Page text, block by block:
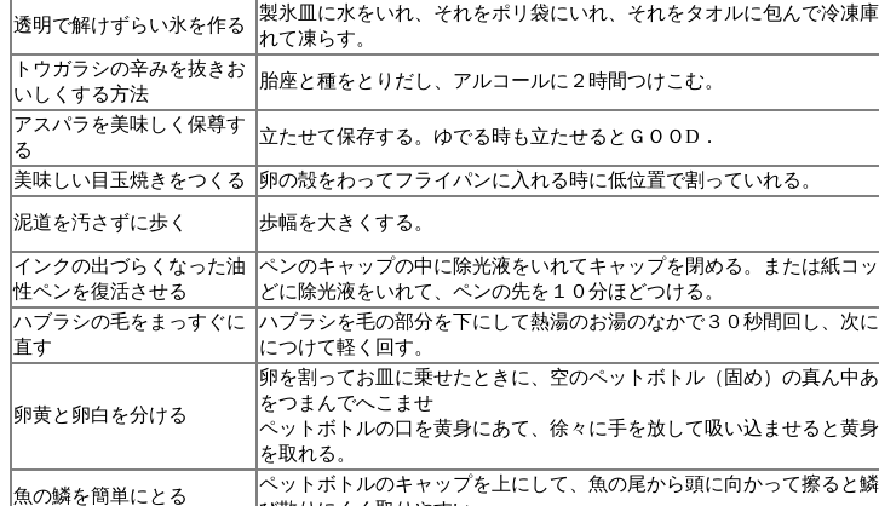
透明で解けずらい氷を作る
製氷皿に水をいれ、それをポリ袋にいれ、それをタオルに包んで冷凍
れて凍らす。
トウガラシの辛みを抜きお
いしくする方法
胎座と種をとりだし、アルコールに２時間つけこむ。
アスパラを美味しく保尊す
る
立たせて保存する。ゆでる時も立たせるとＧＯＯD．
美味しい目玉焼きをつくる 卵の殻をわってフライパンに入れる時に低位置で割っていれる。
泥道を汚さずに歩く 歩幅を大きくする。
インクの出づらくなった油
性ペンを復活させる
ペンのキャップの中に除光液をいれてキャップを閉める。または紙コ
どに除光液をいれて、ペンの先を１０分ほどつける。
ハブラシの毛をまっすぐに
直す
ハブラシを毛の部分を下にして熱湯のお湯のなかで３０秒間回し、次
につけて軽く回す。
卵黄と卵白を分ける
卵を割ってお皿に乗せたときに、空のペットボトル（固め）の真ん中あ
をつまんでへこませ
ペットボトルの口を黄身にあて、徐々に手を放して吸い込ませると黄
を取れる。
魚の鱗を簡単にとる
ペットボトルのキャップを上にして、魚の尾から頭に向かって擦ると